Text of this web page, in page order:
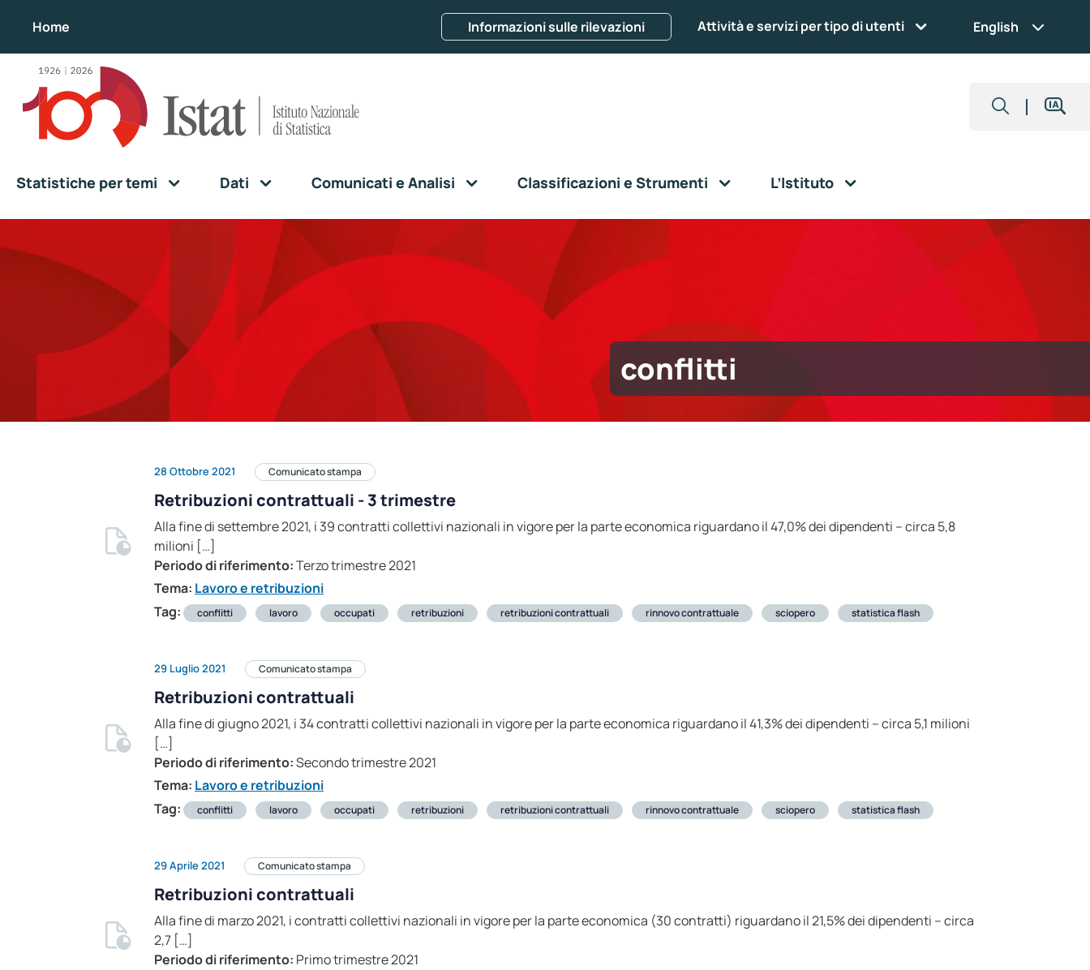
Home Informazioni sulle rilevazioni Attività e servizi per tipo di utenti English
Statistiche per temi Dati Comunicati e Analisi Classificazioni e Strumenti L’Istituto
conflitti
28 Ottobre 2021 Comunicato stampa
Retribuzioni contrattuali - 3 trimestre
Alla fine di settembre 2021, i 39 contratti collettivi nazionali in vigore per la parte economica riguardano il 47,0% dei dipendenti – circa 5,8
milioni […]
Periodo di riferimento:Terzo trimestre 2021
Tema: Lavoro e retribuzioni
Tag:
conflitti lavoro occupati retribuzioni retribuzioni contrattuali rinnovo contrattuale sciopero statistica flash
29 Luglio 2021 Comunicato stampa
Retribuzioni contrattuali
Alla fine di giugno 2021, i 34 contratti collettivi nazionali in vigore per la parte economica riguardano il 41,3% dei dipendenti – circa 5,1 milioni
[…]
Periodo di riferimento:Secondo trimestre 2021
Tema: Lavoro e retribuzioni
Tag:
conflitti lavoro occupati retribuzioni retribuzioni contrattuali rinnovo contrattuale sciopero statistica flash
29 Aprile 2021 Comunicato stampa
Retribuzioni contrattuali
Alla fine di marzo 2021, i contratti collettivi nazionali in vigore per la parte economica (30 contratti) riguardano il 21,5% dei dipendenti – circa
2,7 […]
Periodo di riferimento: Primo trimestre 2021